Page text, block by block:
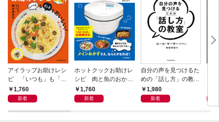
アイラップお助けレシ
ピ 「いつも」も「も
しも」もおいしい！
1,760
新着
ホットクックお助けレ
シピ 肉と魚のおか
ず 少ない材料＆調味
料で、あとはスイッチ
1,760
新着
自分の声を見つけるた
めの「話し方」の教
室 Ｏｒａｃｙ（オラ
シー）
1,980
新着
な